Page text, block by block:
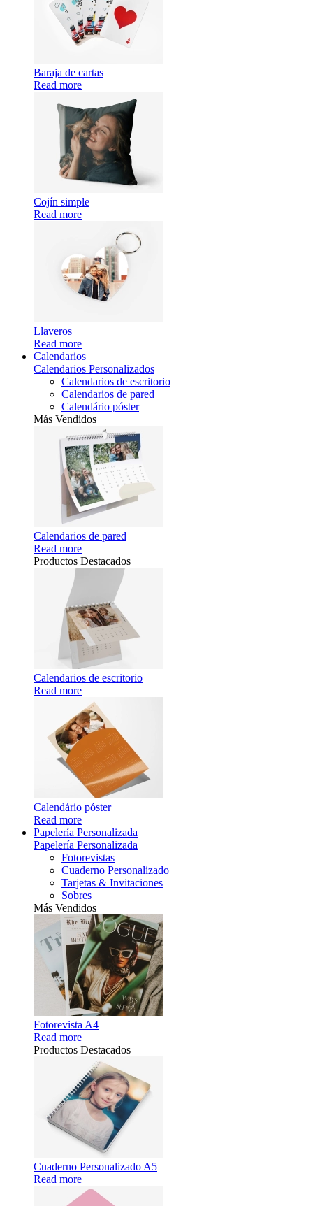
Baraja de cartas
Read more
Cojín simple
Read more
Llaveros
Read more
Calendarios
Calendarios Personalizados
Calendarios de escritorio
Calendarios de pared
Calendário póster
Más Vendidos
Calendarios de pared
Read more
Productos Destacados
Calendarios de escritorio
Read more
Calendário póster
Read more
Papelería Personalizada
Papelería Personalizada
Fotorevistas
Cuaderno Personalizado
Tarjetas & Invitaciones
Sobres
Más Vendidos
Fotorevista A4
Read more
Productos Destacados
Cuaderno Personalizado A5
Read more